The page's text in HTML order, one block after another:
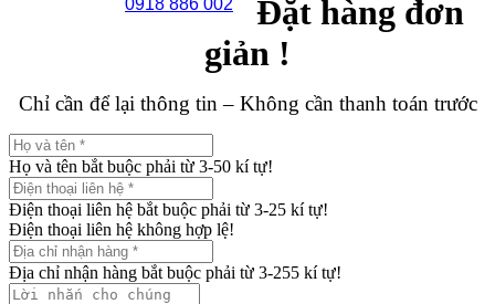
Đặt hàng đơn
giản !
Chỉ cần để lại thông tin – Không cần thanh toán trước
Họ và tên bắt buộc phải từ 3-50 kí tự!
Điện thoại liên hệ bắt buộc phải từ 3-25 kí tự!
Điện thoại liên hệ không hợp lệ!
Địa chỉ nhận hàng bắt buộc phải từ 3-255 kí tự!